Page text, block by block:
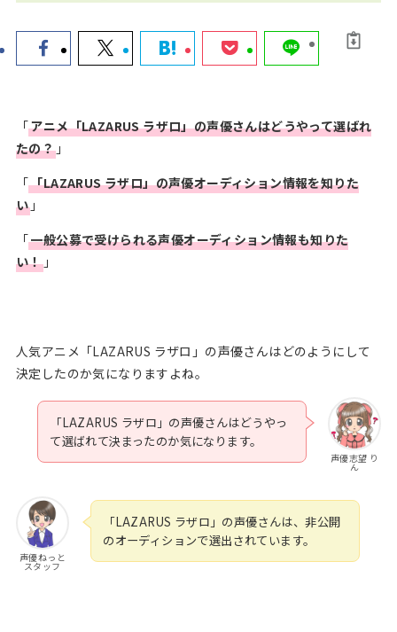
声優オーディシ
ョン
声優ニュース
＆トレンド
お知らせ
HOME
お問い合わせ
「アニメ「LAZARUS ラザロ」の声優さんはどうやって選ばれ
たの？ 」
「「LAZARUS ラザロ」の声優オーディション情報を知りた
い 」
「一般公募で受けられる声優オーディション情報も知りた
い！」
人気アニメ「LAZARUS ラザロ」の声優さんはどのようにして
決定したのか気になりますよね。
声優志望 り
ん
「LAZARUS ラザロ」の声優さんはどうやっ
て選ばれて決まったのか気になります。
声優ねっと
スタッフ
「LAZARUS ラザロ」の声優さんは、非公開
のオーディションで選出されています。